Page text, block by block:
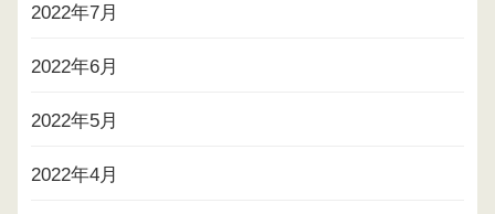
2022年7月
2022年6月
2022年5月
2022年4月